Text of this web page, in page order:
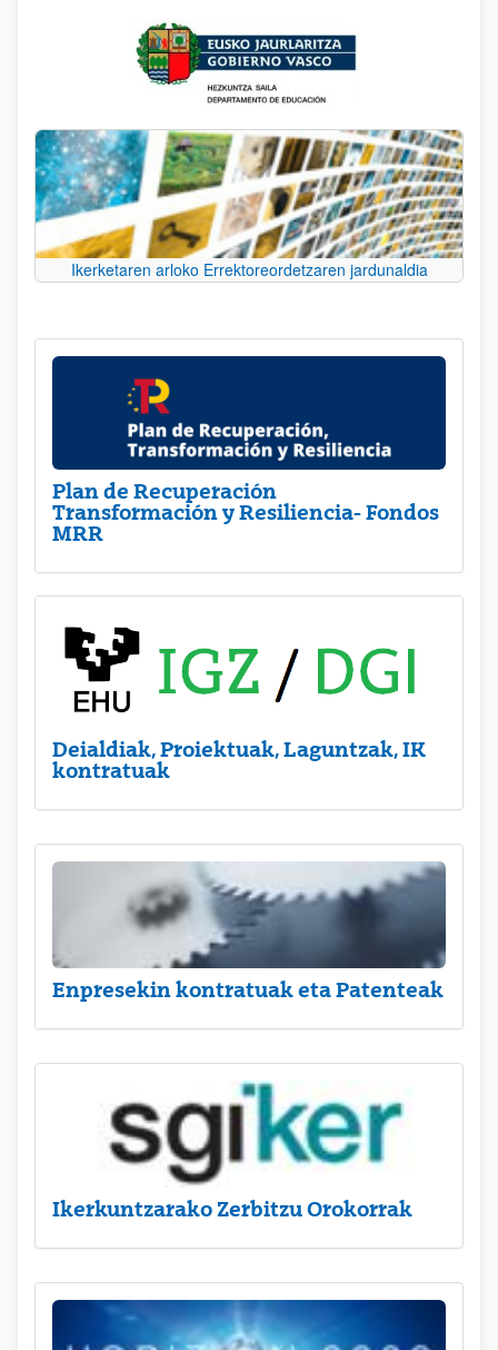
Ikerketaren arloko Errektoreordetzaren jardunaldia
Plan de Recuperación
Transformación y Resiliencia- Fondos
MRR
Deialdiak, Proiektuak, Laguntzak, IK
kontratuak
Enpresekin kontratuak eta Patenteak
Ikerkuntzarako Zerbitzu Orokorrak